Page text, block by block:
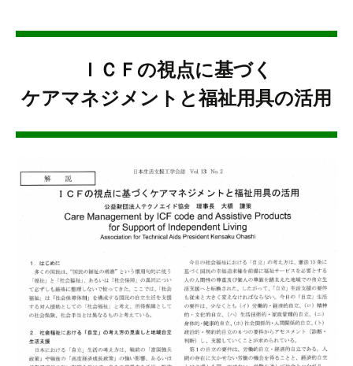
ＩＣＦの視点に基づく
ケアマネジメントと福祉用具の活用